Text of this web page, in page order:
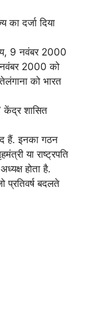
दर्जा दिया
9 नवंबर 2000
नवंबर 2000 को
को भारत
केंद्र शासित
हैं. इनका गठन
या राष्ट्रपति
होता है.
प्रतिवर्ष बदलते